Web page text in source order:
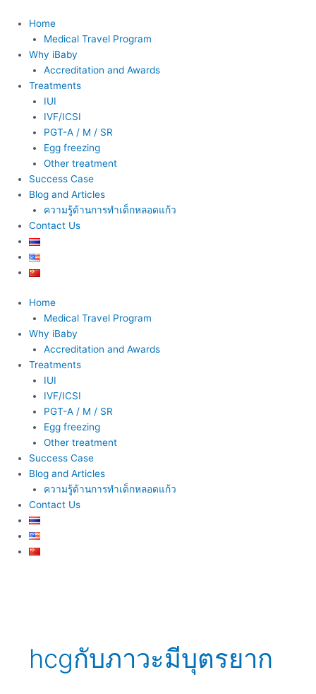
content
Home
Medical Travel Program
Why iBaby
Accreditation and Awards
Treatments
IUI
IVF/ICSI
PGT-A / M / SR
Egg freezing
Other treatment
Success Case
Blog and Articles
ความรู้ด้านการทำเด็กหลอดแก้ว
Contact Us
Home
Medical Travel Program
Why iBaby
Accreditation and Awards
Treatments
IUI
IVF/ICSI
PGT-A / M / SR
Egg freezing
Other treatment
Success Case
Blog and Articles
ความรู้ด้านการทำเด็กหลอดแก้ว
Contact Us
hcgกับภาวะมีบุตรยาก